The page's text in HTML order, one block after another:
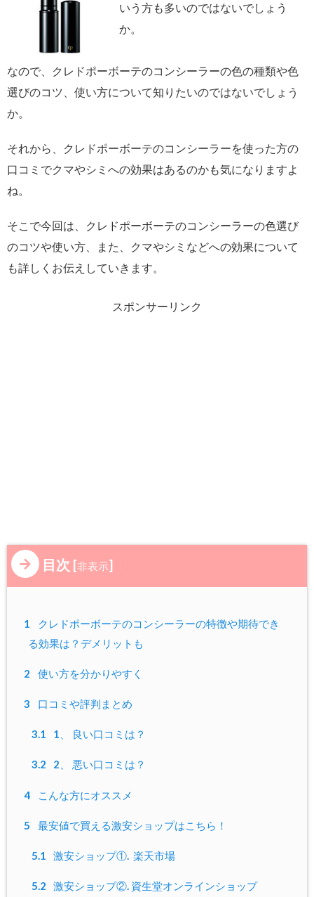
いう方も多いのではないでしょう
か。
なので、クレドポーボーテのコンシーラーの色の種類や色
選びのコツ、使い方について知りたいのではないでしょう
か。
それから、クレドポーボーテのコンシーラーを使った方の
口コミでクマやシミへの効果はあるのかも気になりますよ
ね。
そこで今回は、クレドポーボーテのコンシーラーの色選び
のコツや使い方、また、クマやシミなどへの効果について
も詳しくお伝えしていきます。
スポンサーリンク
目次 [非表示]
1
クレドポーボーテのコンシーラーの特徴や期待でき
る効果は？デメリットも
2 使い方を分かりやすく
3 口コミや評判まとめ
3.1 1、 良い口コミは？
3.2 2、 悪い口コミは？
4 こんな方にオススメ
5 最安値で買える激安ショップはこちら！
5.1 激安ショップ①. 楽天市場
5.2 激安ショップ②. 資生堂オンラインショップ